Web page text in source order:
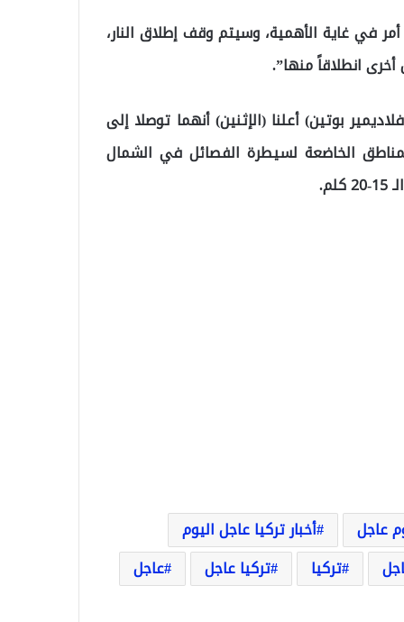
في غاية الأهمية، وسيتم وقف إطلاق النار،
انطلاقاً منها”.
بوتين) أعلنا (الإثنين) أنهما توصلا إلى
الخاضعة لسيطرة الفصائل في الشمال
عاجل
أخبار تركيا عاجل اليوم
تركيا تركيا عاجل
عاجل